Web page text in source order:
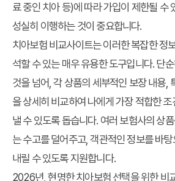
료 중인 치아 등)에 따라 가입이 제한될 수
성실히 이행하는 것이 중요합니다.
치아보험 비교사이트는 이러한 복잡한 정
석할 수 있는 매우 유용한 도구입니다. 단
것을 넘어, 각 상품의 세부적인 보장 내용,
을 상세히 비교하여 나에게 가장 적합한
낼 수 있도록 돕습니다. 여러 보험사의 상
는 수고를 덜어주고, 객관적인 정보를 바
내릴 수 있도록 지원합니다.
2026년, 현명한 치아보험 선택을 위한 비